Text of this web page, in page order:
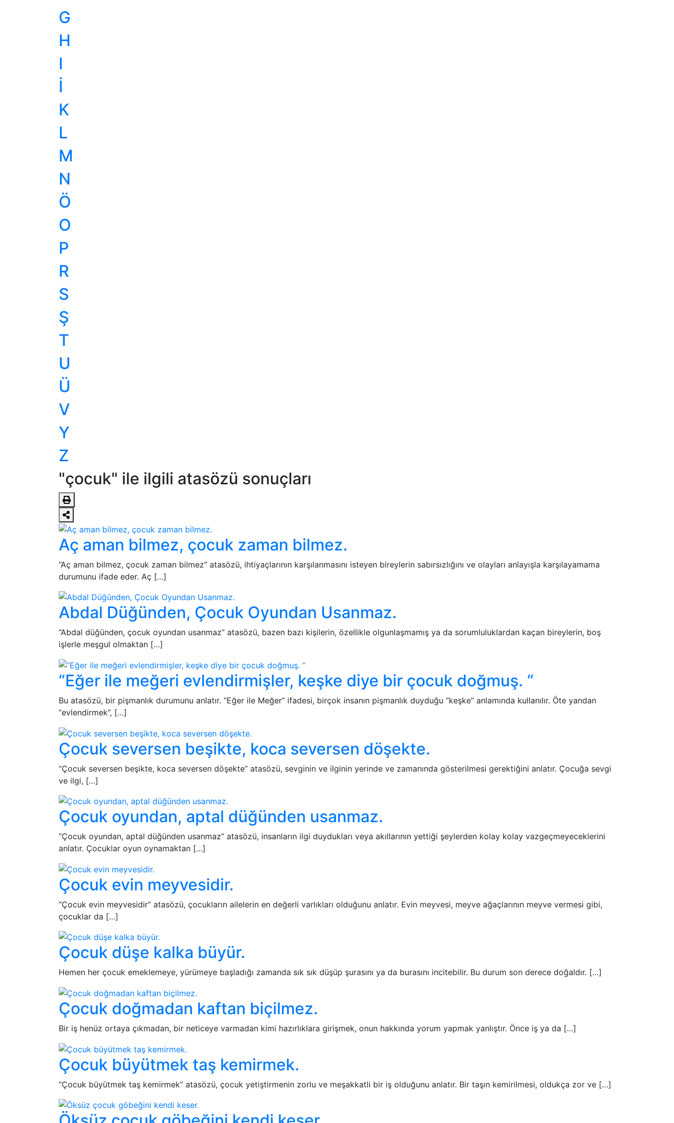
G
H
I
İ
K
L
M
N
Ö
O
P
R
S
Ş
T
U
Ü
V
Y
Z
"çocuk" ile ilgili atasözü sonuçları
Aç aman bilmez, çocuk zaman bilmez.
“Aç aman bilmez, çocuk zaman bilmez” atasözü, ihtiyaçlarının karşılanmasını isteyen bireylerin sabırsızlığını ve olayları anlayışla karşılayamama
durumunu ifade eder. Aç […]
Abdal Düğünden, Çocuk Oyundan Usanmaz.
“Abdal düğünden, çocuk oyundan usanmaz” atasözü, bazen bazı kişilerin, özellikle olgunlaşmamış ya da sorumluluklardan kaçan bireylerin, boş
işlerle meşgul olmaktan […]
“Eğer ile meğeri evlendirmişler, keşke diye bir çocuk doğmuş. “
Bu atasözü, bir pişmanlık durumunu anlatır. “Eğer ile Meğer” ifadesi, birçok insanın pişmanlık duyduğu “keşke” anlamında kullanılır. Öte yandan
“evlendirmek”, […]
Çocuk seversen beşikte, koca seversen döşekte.
“Çocuk seversen beşikte, koca seversen döşekte” atasözü, sevginin ve ilginin yerinde ve zamanında gösterilmesi gerektiğini anlatır. Çocuğa sevgi
ve ilgi, […]
Çocuk oyundan, aptal düğünden usanmaz.
“Çocuk oyundan, aptal düğünden usanmaz” atasözü, insanların ilgi duydukları veya akıllarının yettiği şeylerden kolay kolay vazgeçmeyeceklerini
anlatır. Çocuklar oyun oynamaktan […]
Çocuk evin meyvesidir.
“Çocuk evin meyvesidir” atasözü, çocukların ailelerin en değerli varlıkları olduğunu anlatır. Evin meyvesi, meyve ağaçlarının meyve vermesi gibi,
çocuklar da […]
Çocuk düşe kalka büyür.
Hemen her çocuk emeklemeye, yürümeye başladığı zamanda sık sık düşüp şurasını ya da burasını incitebilir. Bu durum son derece doğaldır. […]
Çocuk doğmadan kaftan biçilmez.
Bir iş henüz ortaya çıkmadan, bir neticeye varmadan kimi hazırlıklara girişmek, onun hakkında yorum yapmak yanlıştır. Önce iş ya da […]
Çocuk büyütmek taş kemirmek.
“Çocuk büyütmek taş kemirmek” atasözü, çocuk yetiştirmenin zorlu ve meşakkatli bir iş olduğunu anlatır. Bir taşın kemirilmesi, oldukça zor ve […]